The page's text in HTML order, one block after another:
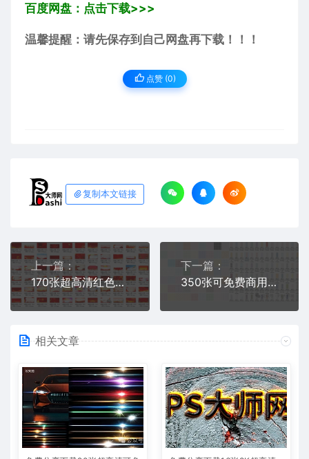
百度网盘：点击下载>>>
温馨提醒：请先保存到自己网盘再下载！！！
点赞 (0)
复制本文链接
上一篇：
170张超高清红色演讲背景JPG爱国主题教育班会活动舞台党建七一建党节海报模板图片素材免费分享打包下载合集库PS设计板报宣传展板
下一篇：
350张可免费商用超高清清新格子斜纹背景图片素材图案壁纸印花底纹底图免费分享下载PS电商设计师软萌甜ins简约PS大师网打包合集
相关文章